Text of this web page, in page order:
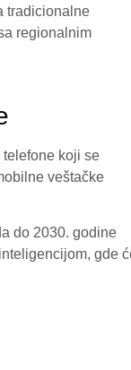
tradicionalne
regionalnim
koji se
veštačke
do 2030. godine
gde